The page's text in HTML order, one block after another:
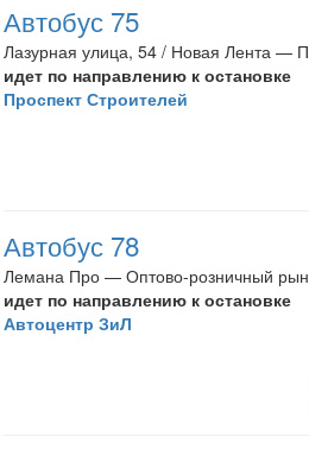
Автобус 75
Лазурная улица, 54 / Новая Лента —
идет по направлению к остановке
Проспект Строителей
Автобус 78
Лемана Про — Оптово-розничный
идет по направлению к остановке
Автоцентр ЗиЛ